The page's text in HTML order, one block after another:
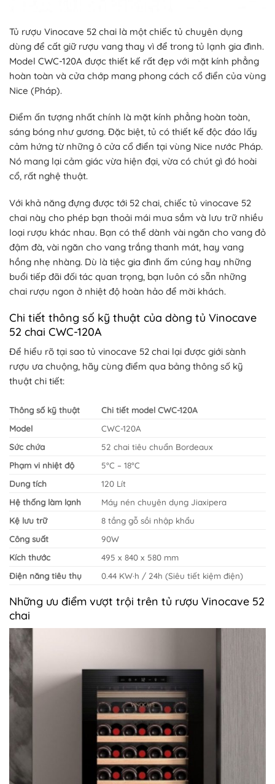
Tủ rượu Vinocave 52 chai là một chiếc tủ chuyên dụng
dùng để cất giữ rượu vang thay vì để trong tủ lạnh gia đình.
Model CWC-120A được thiết kế rất đẹp với mặt kính phẳng
hoàn toàn và cửa chớp mang phong cách cổ điển của vùng
Nice (Pháp).
Điểm ấn tượng nhất chính là mặt kính phẳng hoàn toàn,
sáng bóng như gương. Đặc biệt, tủ có thiết kế độc đáo lấy
cảm hứng từ những ô cửa cổ điển tại vùng Nice nước Pháp.
Nó mang lại cảm giác vừa hiện đại, vừa có chút gì đó hoài
cổ, rất nghệ thuật.
Với khả năng đựng được tới 52 chai, chiếc tủ vinocave 52
chai này cho phép bạn thoải mái mua sắm và lưu trữ nhiều
loại rượu khác nhau. Bạn có thể dành vài ngăn cho vang đỏ
đậm đà, vài ngăn cho vang trắng thanh mát, hay vang
hồng nhẹ nhàng. Dù là tiệc gia đình ấm cúng hay những
buổi tiếp đãi đối tác quan trọng, bạn luôn có sẵn những
chai rượu ngon ở nhiệt độ hoàn hảo để mời khách.
Chi tiết thông số kỹ thuật của dòng tủ Vinocave
52 chai CWC-120A
Để hiểu rõ tại sao tủ vinocave 52 chai lại được giới sành
rượu ưa chuộng, hãy cùng điểm qua bảng thông số kỹ
thuật chi tiết:
Thông số kỹ thuật
Chi tiết model CWC-120A
Model
CWC-120A
Sức chứa
52 chai tiêu chuẩn Bordeaux
Phạm vi nhiệt độ
5°C – 18°C
Dung tích
120 Lít
Hệ thống làm lạnh
Máy nén chuyên dụng Jiaxipera
Kệ lưu trữ
8 tầng gỗ sồi nhập khẩu
Công suất
90W
Kích thước
495 x 840 x 580 mm
Điện năng tiêu thụ
0.44 KW·h / 24h (Siêu tiết kiệm điện)
Những ưu điểm vượt trội trên tủ rượu Vinocave 52
chai